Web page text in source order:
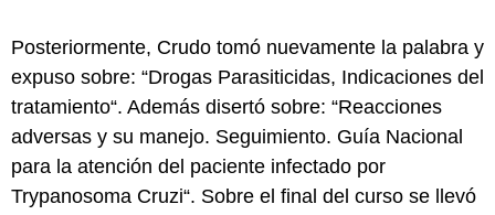
Posteriormente, Crudo tomó nuevamente la palabra y
expuso sobre: “Drogas Parasiticidas, Indicaciones del
tratamiento“. Además disertó sobre: “Reacciones
adversas y su manejo. Seguimiento. Guía Nacional
para la atención del paciente infectado por
Trypanosoma Cruzi“. Sobre el final del curso se llevó